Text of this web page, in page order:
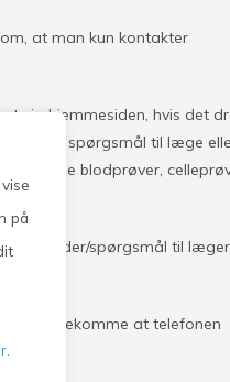
at man kun kontakter
via hjemmesiden, hvis det
korte spørgsmål til læge
blodprøver,
beskeder/spørgsmål til
det forekomme at telefonen
på